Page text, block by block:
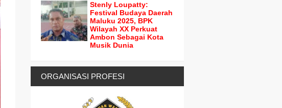
Stenly Loupatty:
Festival Budaya Daerah
Maluku 2025, BPK
Wilayah XX Perkuat
Ambon Sebagai Kota
Musik Dunia
ORGANISASI PROFESI